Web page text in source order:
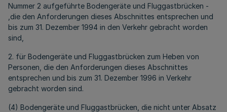
Nummer 2 aufgeführte Bodengeräte und Fluggastbrücken -
,die den Anforderungen dieses Abschnittes entsprechen und
bis zum 31. Dezember 1994 in den Verkehr gebracht worden
sind,
2. für Bodengeräte und Fluggastbrücken zum Heben von
Personen, die den Anforderungen dieses Abschnittes
entsprechen und bis zum 31. Dezember 1996 in Verkehr
gebracht worden sind.
(4) Bodengeräte und Fluggastbrücken, die nicht unter Absatz